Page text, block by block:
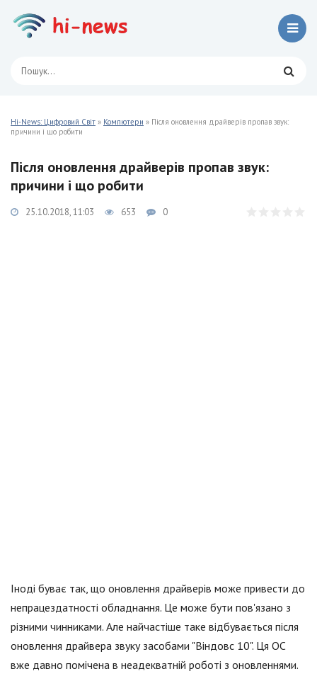
Hi-News: Цифровий Світ » Компютери » Після оновлення драйверів пропав звук:
причини і що робити
Після оновлення драйверів пропав звук:
причини і що робити
25.10.2018, 11:03 653 0
Іноді буває так, що оновлення драйверів може привести до
непрацездатності обладнання. Це може бути пов'язано з
різними чинниками. Але найчастіше таке відбувається після
оновлення драйвера звуку засобами "Віндовс 10". Ця ОС
вже давно помічена в неадекватній роботі з оновленнями.